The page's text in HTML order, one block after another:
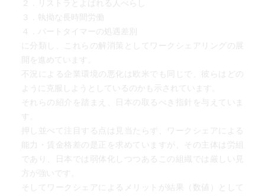
２．リストラとよばれる人べらし
３．執拗な長時間労働
４．パートタイマーの処遇差別
に分類し、これらの解消策としてワークシェアリングの展
開を進めています。
不況による企業環境の悪化は欧米でも同じで、彼らはどの
ように克服しようとしているのかも示されています。
それらの紹介を踏まえ、日本の取るべき指針を与えていま
す。
押し並べて注目する点は見当たらず、ワークシェアによる
能力・賃金格差の是正を求めていますが、その主体は労組
であり、日本では弱体化しつつあるこの組織では厳しい見
方が強いです。
そしてワークシェアによるメリットが結果（数値）として